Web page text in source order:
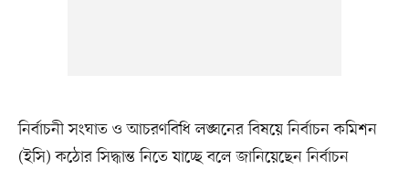
নির্বাচনী সংঘাত ও আচরণবিধি লঙ্ঘনের বিষয়ে নির্বাচন কমিশন
(ইসি) কঠোর সিদ্ধান্ত নিতে যাচ্ছে বলে জানিয়েছেন নির্বাচন